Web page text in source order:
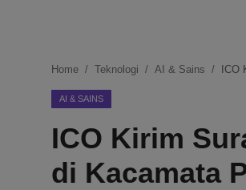
Ekonomi
Internasional
Teknologi
Home Teknologi AI & Sains ICO
AI & SAINS
ICO Kirim
di Kacamata